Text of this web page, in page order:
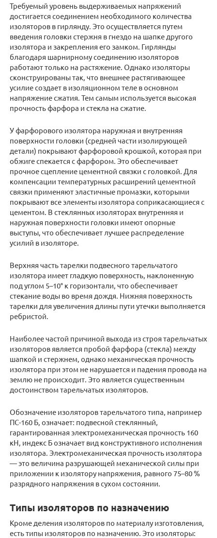
Требуемый уровень выдерживаемых напряжений
достигается соединением необходимого количества
изоляторов в гирлянду. Это осуществляется путем
введения головки стержня в гнездо на шапке другого
изолятора и закрепления его замком. Гирлянды
благодаря шарнирному соединению изоляторов
работают только на растяжение. Однако изоляторы
сконструированы так, что внешнее растягивающее
усилие создает в изоляционном теле в основном
напряжение сжатия. Тем самым используется высокая
прочность фарфора и стекла на сжатие.
У фарфорового изолятора наружная и внутренняя
поверхности головки (средней части изолирующей
детали) покрывают фарфоровой крошкой, которая при
обжиге спекается с фарфором. Это обеспечивает
прочное сцепление цементной связки с головкой. Для
компенсации температурных расширений цементной
связки применяют эластичные промазки, которыми
покрывают все элементы изолятора соприкасающиеся с
цементом. В стеклянных изоляторах внутренняя и
наружная поверхности головки имеют опорные
выступы, что обеспечивает лучшее распределение
усилий в изоляторе.
Верхняя часть тарелки подвесного тарельчатого
изолятора имеет гладкую поверхность, наклоненную
под углом 5–10° к горизонтали, что обеспечивает
стекание воды во время дождя. Нижняя поверхность
тарелки для увеличения длины пути утечки выполняется
ребристой.
Наиболее частой причиной выхода из строя тарельчатых
изоляторов является пробой фарфора (стекла) между
шапкой и стержнем, однако механическая прочность
изолятора при этом не нарушается и падения провода на
землю не происходит. Это является существенным
достоинством тарельчатых изоляторов.
Обозначение изоляторов тарельчатого типа, например
ПС-160 Б, означает: подвесной стеклянный,
гарантированная электромеханическая прочность 160
кН, индекс Б означает вид конструктивного исполнения
изолятора. Электромеханическая прочность изолятора
— это величина разрушающей механической силы при
приложении к изолятору напряжения, равного 75–80 %
разрядного напряжения в сухом состоянии.
Типы изоляторов по назначению
Кроме деления изоляторов по материалу изготовления,
есть типы изоляторов по назначению. Это изоляторы: